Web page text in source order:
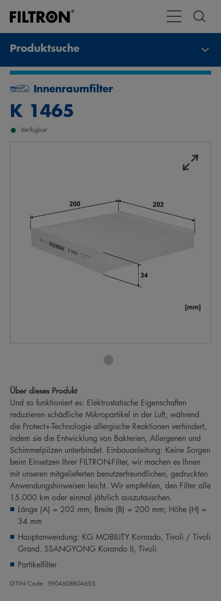
Toggle
Produktsuche
Innenraumfilter
K 1465
Verfügbar
Über dieses Produkt
Und so funktioniert es: Elektrostatische Eigenschaften
reduzieren schädliche Mikropartikel in der Luft, während
die Protect+-Technologie allergische Reaktionen verhindert,
indem sie die Entwicklung von Bakterien, Allergenen und
Schimmelpilzen unterbindet. Einbauanleitung: Keine Sorgen
beim Einsetzen Ihrer FILTRON-Filter, wir machen es Ihnen
mit unseren mitgelieferten benutzerfreundlichen, gedruckten
Anwendungshinweisen leicht. Wir empfehlen, den Filter alle
15.000 km oder einmal jährlich auszutauschen.
Länge (A) = 202 mm; Breite (B) = 200 mm; Höhe (H) =
34 mm
Hauptanwendung: KG MOBILITY Kornado, Tivoli / Tivoli
Grand. SSANGYONG Korando II, Tivoli
Partikelfilter
GTIN‑Code: 5904608804655